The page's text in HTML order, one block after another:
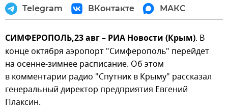
Telegram ВКонтакте МАКС
СИМФЕРОПОЛЬ,23 авг – РИА Новости (Крым). В
конце октября аэропорт "Симферополь" перейдет
на осенне-зимнее расписание. Об этом
в комментарии радио "Спутник в Крыму" рассказал
генеральный директор предприятия Евгений
Плаксин.